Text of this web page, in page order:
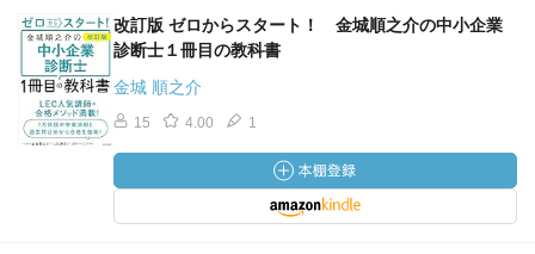
改訂版 ゼロからスタート！ 金城順之介の中小企業
診断士１冊目の教科書
金城 順之介
15 4.00 1